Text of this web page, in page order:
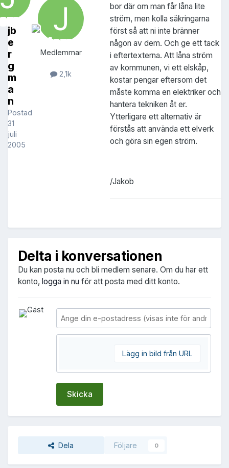
jb
e
r
g
m
a
n
Postad
31
juli
2005
Medlemmar
2,1k
bor där om man får låna lite
ström, men kolla säkringarna
först så att ni inte bränner
någon av dem. Och ge ett tack
i eftertexterna. Att låna ström
av kommunen, vi ett elskåp,
kostar pengar eftersom det
måste komma en elektriker och
hantera tekniken åt er.
Ytterligare ett alternativ är
förstås att använda ett elverk
och göra sin egen ström.
/Jakob
Delta i konversationen
Du kan posta nu och bli medlem senare. Om du har ett
konto, logga in nu för att posta med ditt konto.
Lägg in bild från URL
Skicka
Dela Följare 0